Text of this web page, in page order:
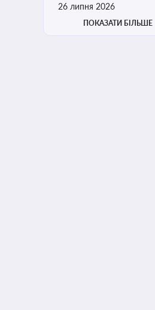
26 липня 2026
ПОКАЗАТИ БІЛЬШЕ